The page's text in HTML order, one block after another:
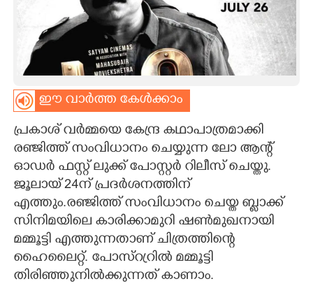
ART
CARTOONS
LITERATURE
ZOOM
CONTACT US
ഈ വാർത്ത കേൾക്കാം
പ്രകാശ് വർമ്മയെ കേന്ദ്ര കഥാപാത്രമാക്കി
രഞ്ജിത്ത് സംവിധാനം ചെയ്യുന്ന ലോ ആന്റ്
ഓഡർ ഫസ്റ്റ് ലുക്ക് പോസ്റ്റർ റിലീസ് ചെയ്തു.
ജൂലായ് 24ന് പ്രദർശനത്തിന്
എത്തും.രഞ്ജിത്ത് സംവിധാനം ചെയ്ത ബ്ളാക്ക്
സിനിമയിലെ കാരിക്കാമുറി ഷൺമുഖനായി
മമ്മൂട്ടി എത്തുന്നതാണ് ചിത്രത്തിന്റെ
ഹൈലൈറ്റ്. പോസ്റ്രറിൽ മമ്മൂട്ടി
തിരിഞ്ഞുനിൽക്കുന്നത് കാണാം.